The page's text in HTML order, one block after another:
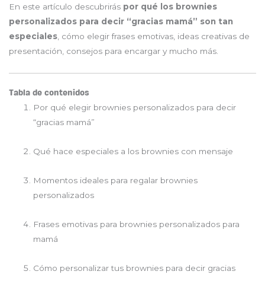
En este artículo descubrirás por qué los brownies
personalizados para decir “gracias mamá” son tan
especiales , cómo elegir frases emotivas, ideas creativas de
presentación, consejos para encargar y mucho más.
Tabla de contenidos
Por qué elegir brownies personalizados para decir
“gracias mamá”
Qué hace especiales a los brownies con mensaje
Momentos ideales para regalar brownies
personalizados
Frases emotivas para brownies personalizados para
mamá
Cómo personalizar tus brownies para decir gracias